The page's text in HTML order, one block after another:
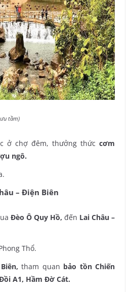
tầm)
ở chợ đêm, thưởng thức cơm
ngô.
– Điện Biên
Đèo Ô Quy Hồ, đến Lai Châu –
Thổ.
tham quan bảo tồn Chiến
A1, Hầm Đờ Cát.